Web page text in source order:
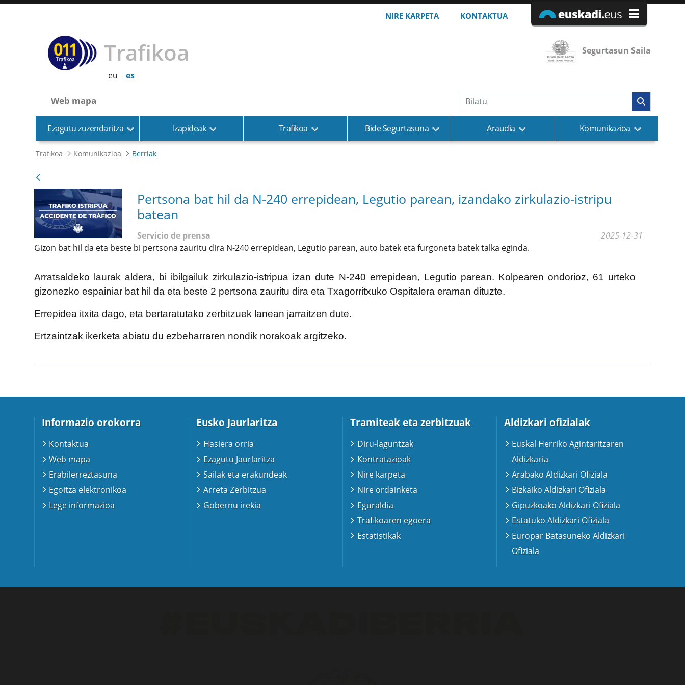
NIRE KARPETA KONTAKTUA
Trafikoa
eu es
Segurtasun Saila
Web mapa Bilaketa
Ezagutu zuzendaritza Izapideak Trafikoa Bide Segurtasuna Araudia Komunikazioa
Trafikoa Komunikazioa Berriak
Pertsona bat hil da N-240 errepidean, Legutio parean, izandako zirkulazio-istripu
batean
Servicio de prensa
2025-12-31
Gizon bat hil da eta beste bi pertsona zauritu dira N-240 errepidean, Legutio parean, auto batek eta furgoneta batek talka eginda.
Arratsaldeko laurak aldera, bi ibilgailuk zirkulazio-istripua izan dute N-240 errepidean, Legutio parean. Kolpearen ondorioz, 61 urteko
gizonezko espainiar bat hil da eta beste 2 pertsona zauritu dira eta Txagorritxuko Ospitalera eraman dituzte.
Errepidea itxita dago, eta bertaratutako zerbitzuek lanean jarraitzen dute.
Ertzaintzak ikerketa abiatu du ezbeharraren nondik norakoak argitzeko.
Informazio orokorra
Kontaktua
Web mapa
Erabilerreztasuna
Egoitza elektronikoa
Lege informazioa
Eusko Jaurlaritza
Hasiera orria
Ezagutu Jaurlaritza
Sailak eta erakundeak
Arreta Zerbitzua
Gobernu irekia
Tramiteak eta zerbitzuak
Diru-laguntzak
Kontratazioak
Nire karpeta
Nire ordainketa
Eguraldia
Trafikoaren egoera
Estatistikak
Aldizkari ofizialak
Euskal Herriko Agintaritzaren
Aldizkaria
Arabako Aldizkari Ofiziala
Bizkaiko Aldizkari Ofiziala
Gipuzkoako Aldizkari Ofiziala
Estatuko Aldizkari Ofiziala
Europar Batasuneko Aldizkari
Ofiziala